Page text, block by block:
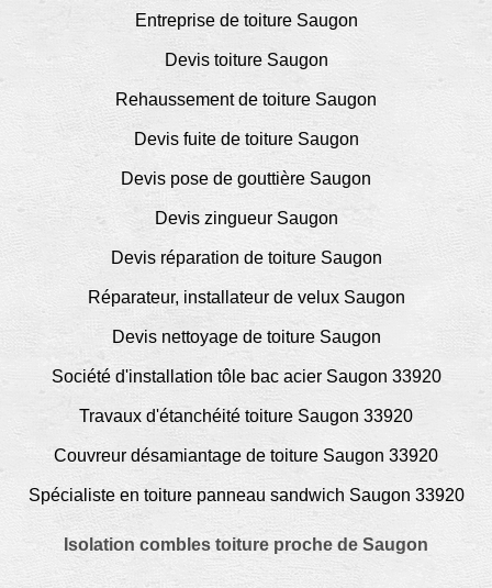
Entreprise de toiture Saugon
Devis toiture Saugon
Rehaussement de toiture Saugon
Devis fuite de toiture Saugon
Devis pose de gouttière Saugon
Devis zingueur Saugon
Devis réparation de toiture Saugon
Réparateur, installateur de velux Saugon
Devis nettoyage de toiture Saugon
Société d'installation tôle bac acier Saugon 33920
Travaux d'étanchéité toiture Saugon 33920
Couvreur désamiantage de toiture Saugon 33920
Spécialiste en toiture panneau sandwich Saugon 33920
Isolation combles toiture proche de Saugon